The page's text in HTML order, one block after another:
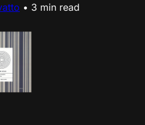
• 3 min read